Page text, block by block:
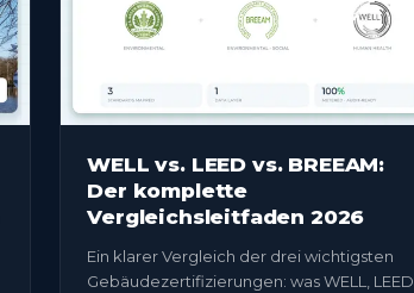
WELL vs. LEED vs. BREEAM:
Der komplette
Vergleichsleitfaden 2026
Ein klarer Vergleich der drei wichtigsten
Gebäudezertifizierungen: was WELL, LEED